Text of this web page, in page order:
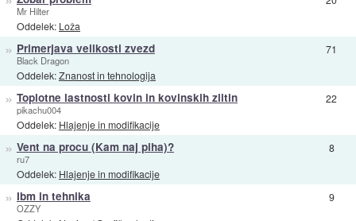
Mr Hilter
Oddelek: Loža
» Primerjava velikosti zvezd
Black Dragon
Oddelek:Znanost in tehnologija
71
» Toplotne lastnosti kovin in kovinskih zlitin
pikachu004
Oddelek: Hlajenje in modifikacije
22
» Vent na procu (Kam naj piha)?
ru7
Oddelek: Hlajenje in modifikacije
8
» Ibm in tehnika
OZZY
9